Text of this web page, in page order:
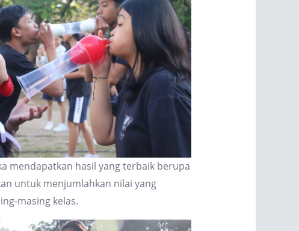
mendapatkan hasil yang terbaik berupa
untuk menjumlahkan nilai yang
masing kelas.